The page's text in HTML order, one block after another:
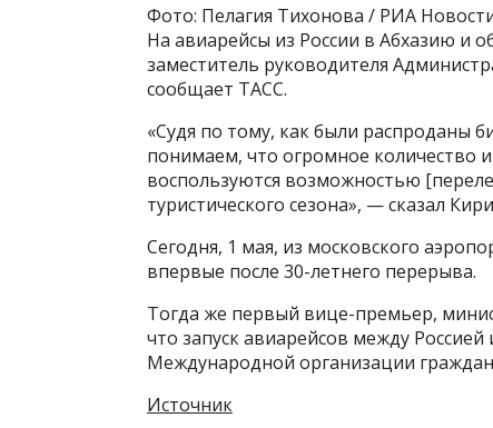
Фото: Пелагия Тихонова / РИА
На авиарейсы из России в Абхазию и
заместитель руководителя
сообщает ТАСС.
«Судя по тому, как были распроданы
понимаем, что огромное количество
воспользуются возможностью
туристического сезона», — сказал
Сегодня, 1 мая, из московского
впервые после 30-летнего перерыва.
Тогда же первый вице-премьер,
что запуск авиарейсов между
Международной организации
Источник